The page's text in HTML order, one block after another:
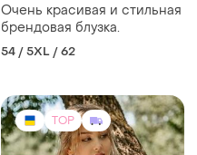
Очень красивая и стильная
брендовая блузка.
54 / 5XL / 62
TOP